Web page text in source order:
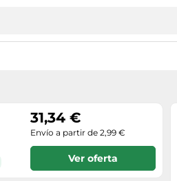
31,34 €
Envío a partir de 2,99 €
Ver oferta